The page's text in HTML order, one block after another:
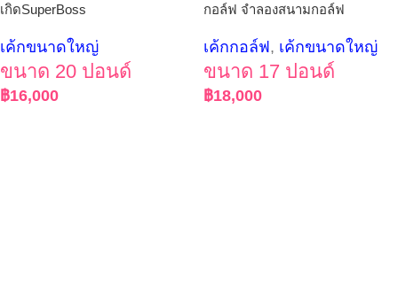
เกิดSuperBoss
เค้กขนาดใหญ่
ขนาด 20 ปอนด์
฿16,000
กอล์ฟ จำลองสนามกอล์ฟ
เค้กกอล์ฟ, เค้กขนาดใหญ่
ขนาด 17 ปอนด์
฿18,000